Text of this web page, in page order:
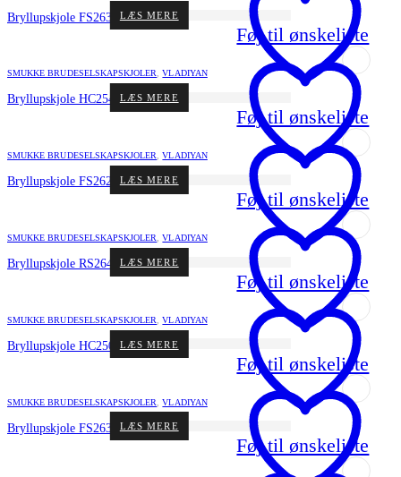
Føj til ønskeliste
Føj til ønskeliste
LÆS MERE
Bryllupskjole FS2634 fra Vladiyan
Føj til ønskeliste
LÆS MERE
SMUKKE BRUDESELSKAPSKJOLER,VLADIYAN
Bryllupskjole HC2543 fra Vladiyan
Føj til ønskeliste
LÆS MERE
SMUKKE BRUDESELSKAPSKJOLER,VLADIYAN
Bryllupskjole FS2629 fra Vladiyan
Føj til ønskeliste
LÆS MERE
SMUKKE BRUDESELSKAPSKJOLER ,VLADIYAN
Bryllupskjole RS2645 fra Vladiyan
Føj til ønskeliste
LÆS MERE
SMUKKE BRUDESELSKAPSKJOLER ,VLADIYAN
Bryllupskjole HC2502 fra Vladiyan
LÆS MERE
SMUKKE BRUDESELSKAPSKJOLER ,VLADIYAN
Bryllupskjole FS2630 fra Vladiyan